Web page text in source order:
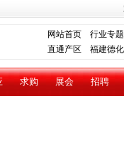
网站首页
行业专题
直通产区 福建德化
求购 展会 招聘